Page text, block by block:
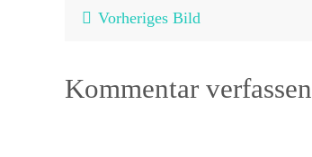
Vorheriges Bild
Kommentar verfassen